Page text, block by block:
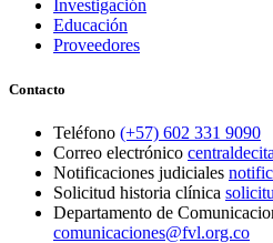
Investigación
Educación
Proveedores
Contacto
Teléfono (+57) 602 331 9090
Correo electrónico
Notificaciones judiciales
Solicitud historia clínica
Departamento de
comunicaciones@fvl.org.co